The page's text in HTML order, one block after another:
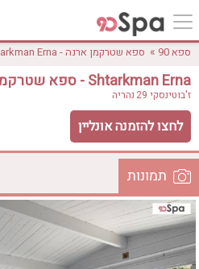
לפי אבזורים
אירוודה
ארוחה
אישור טווח מחירים
ספא 90 » ספא שטרקמן ארנה - Shtarkman Erna
ספא שטרקמן ארנה - Shtarkman Erna
ז'בוטינסקי 29 נהריה
לחצו להזמנה אונליין
תמונות
המקום